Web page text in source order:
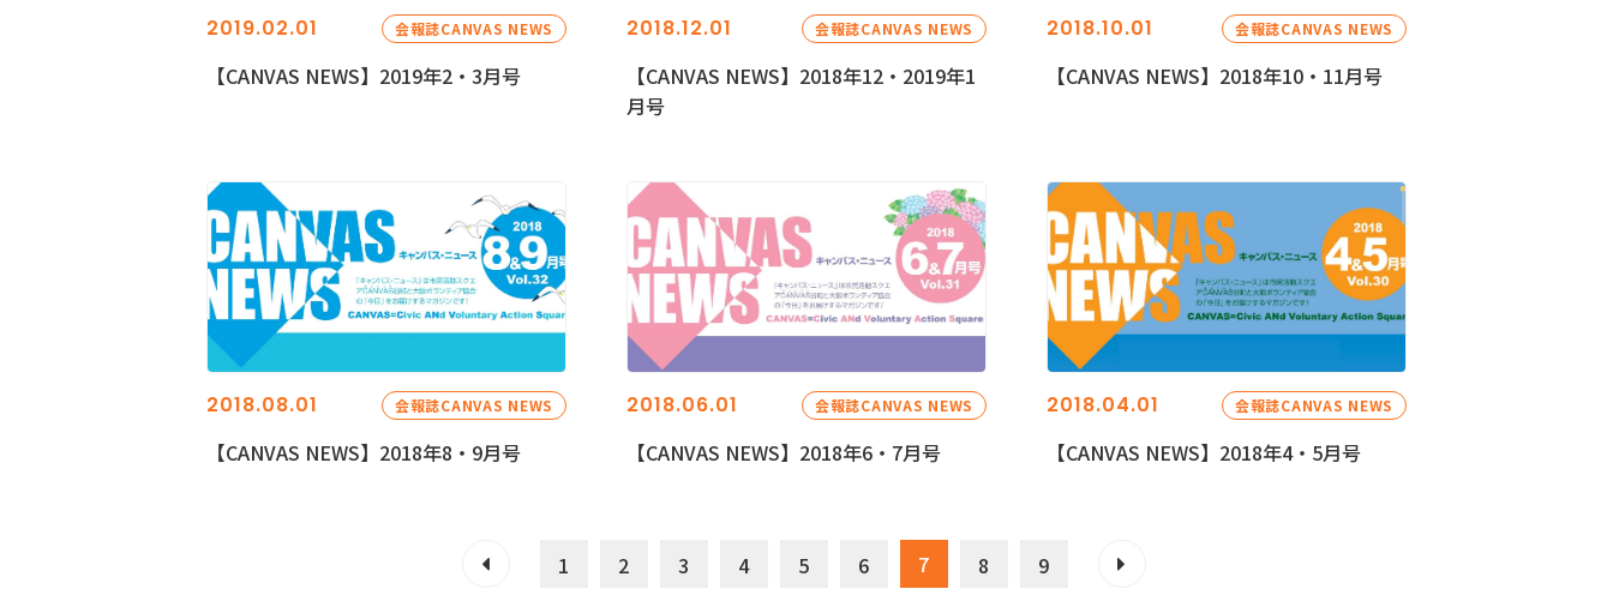
2019.02.01 会報誌CANVAS NEWS
【CANVAS NEWS】2019年2・3月号
2018.12.01 会報誌CANVAS NEWS
【CANVAS NEWS】2018年12・2019年1
月号
2018.10.01 会報誌CANVAS NEWS
【CANVAS NEWS】2018年10・11月号
2018.08.01 会報誌CANVAS NEWS
【CANVAS NEWS】2018年8・9月号
2018.06.01 会報誌CANVAS NEWS
【CANVAS NEWS】2018年6・7月号
2018.04.01 会報誌CANVAS NEWS
【CANVAS NEWS】2018年4・5月号
1 2 3 4 5 6 7 8 9